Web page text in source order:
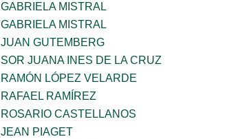
GABRIELA MISTRAL
GABRIELA MISTRAL
JUAN GUTEMBERG
SOR JUANA INES DE LA CRUZ
RAMÓN LÓPEZ VELARDE
RAFAEL RAMÍREZ
ROSARIO CASTELLANOS
JEAN PIAGET